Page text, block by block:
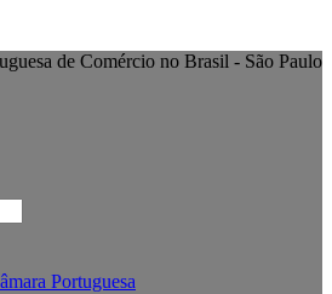
de Comércio no Brasil - São Paulo